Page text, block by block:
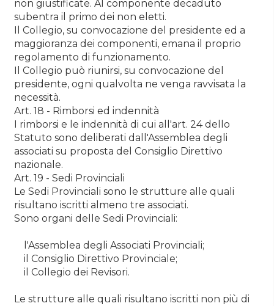
non giustificate. Al componente decaduto
subentra il primo dei non eletti.
Il Collegio, su convocazione del presidente ed a
maggioranza dei componenti, emana il proprio
regolamento di funzionamento.
Il Collegio può riunirsi, su convocazione del
presidente, ogni qualvolta ne venga ravvisata la
necessità.
Art. 18 - Rimborsi ed indennità
I rimborsi e le indennità di cui all'art. 24 dello
Statuto sono deliberati dall'Assemblea degli
associati su proposta del Consiglio Direttivo
nazionale.
Art. 19 - Sedi Provinciali
Le Sedi Provinciali sono le strutture alle quali
risultano iscritti almeno tre associati.
Sono organi delle Sedi Provinciali:
l'Assemblea degli Associati Provinciali;
il Consiglio Direttivo Provinciale;
il Collegio dei Revisori.
Le strutture alle quali risultano iscritti non più di